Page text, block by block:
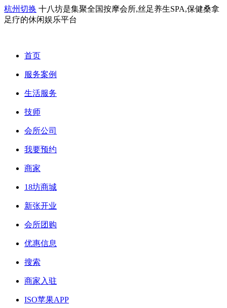
杭州切换 十八坊是集聚全国按摩会所,丝足养生SPA,保健桑拿
足疗的休闲娱乐平台
首页
服务案例
生活服务
技师
会所公司
我要预约
商家
18坊商城
新张开业
会所团购
优惠信息
搜索
商家入驻
ISO苹果APP